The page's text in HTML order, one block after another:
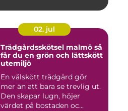
02. jul
Trädgårdsskötsel malmö så
får du en grön och lättskött
utemiljö
En välskött trädgård gör
mer än att bara se trevlig ut.
Den skapar lugn, höjer
värdet på bostaden oc...